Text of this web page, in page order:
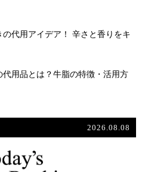
の代用アイデア！ 辛さと香りをキ
代用品とは？牛脂の特徴・活用方
2026.08.08